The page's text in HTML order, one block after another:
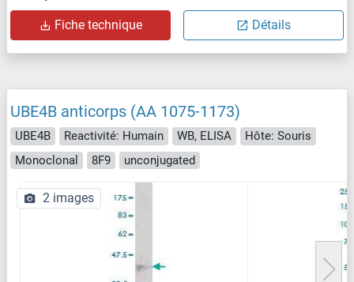
Fiche technique Détails
UBE4B anticorps (AA 1075-1173)
UBE4B Reactivité: Humain WB, ELISA
Hôte: Souris
Monoclonal
8F9 unconjugated
2 images